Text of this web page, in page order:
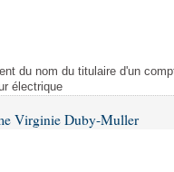
du nom du titulaire d'un
électrique
Virginie Duby-Muller